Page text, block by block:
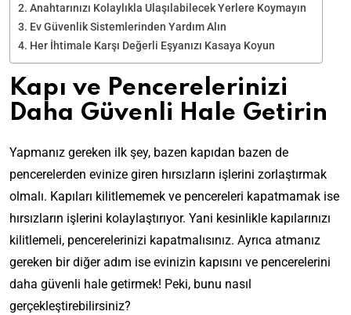
Anahtarınızı Kolaylıkla Ulaşılabilecek Yerlere Koymayın
Ev Güvenlik Sistemlerinden Yardım Alın
Her İhtimale Karşı Değerli Eşyanızı Kasaya Koyun
Kapı ve Pencerelerinizi
Daha Güvenli Hale Getirin
Yapmanız gereken ilk şey, bazen kapıdan bazen de
pencerelerden evinize giren hırsızların işlerini zorlaştırmak
olmalı. Kapıları kilitlememek ve pencereleri kapatmamak ise
hırsızların işlerini kolaylaştırıyor. Yani kesinlikle kapılarınızı
kilitlemeli, pencerelerinizi kapatmalısınız. Ayrıca atmanız
gereken bir diğer adım ise evinizin kapısını ve pencerelerini
daha güvenli hale getirmek! Peki, bunu nasıl
gerçekleştirebilirsiniz?